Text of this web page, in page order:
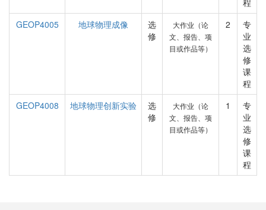
程
GEOP4005
地球物理成像
选
修
大作业（论
文、报告、项
目或作品等）
2
专
业
选
修
课
程
GEOP4008
地球物理创新实验
选
修
大作业（论
文、报告、项
目或作品等）
1
专
业
选
修
课
程